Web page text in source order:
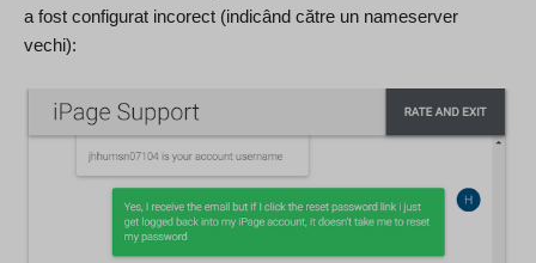
a fost configurat incorect (indicând către un nameserver
vechi):